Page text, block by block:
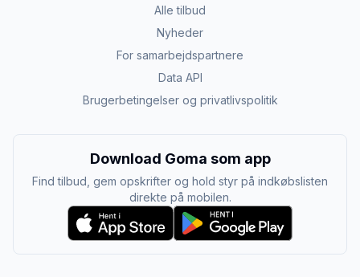
Alle tilbud
Nyheder
For samarbejdspartnere
Data API
Brugerbetingelser og privatlivspolitik
Download Goma som app
Find tilbud, gem opskrifter og hold styr på indkøbslisten
direkte på mobilen.